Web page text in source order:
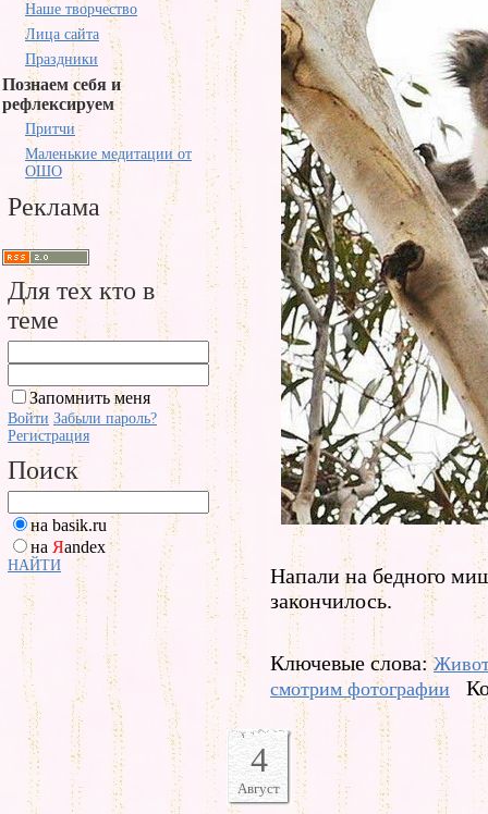
Наше творчество
Лица сайта
Праздники
Познаем себя и
рефлексируем
Притчи
Маленькие медитации от
ОШО
Реклама
Для тех кто в
теме
Запомнить меня
Войти Забыли пароль?
Регистрация
Поиск
на basik.ru
на Яandex
НАЙТИ
Напали на бедного
закончилось.
Ключевые слова:
смотрим фотографии
4
Август